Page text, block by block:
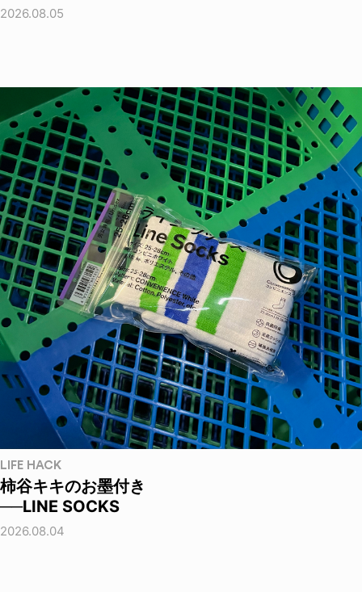
2026.08.05
LIFE HACK
柿谷キキのお墨付き
──LINE SOCKS
2026.08.04